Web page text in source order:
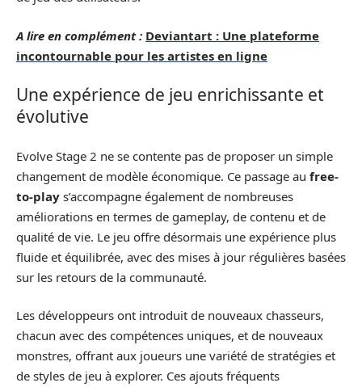
A lire en complément : Deviantart : Une plateforme
incontournable pour les artistes en ligne
Une expérience de jeu enrichissante et
évolutive
Evolve Stage 2 ne se contente pas de proposer un simple
changement de modèle économique. Ce passage au free-
to-play s’accompagne également de nombreuses
améliorations en termes de gameplay, de contenu et de
qualité de vie. Le jeu offre désormais une expérience plus
fluide et équilibrée, avec des mises à jour régulières basées
sur les retours de la communauté.
Les développeurs ont introduit de nouveaux chasseurs,
chacun avec des compétences uniques, et de nouveaux
monstres, offrant aux joueurs une variété de stratégies et
de styles de jeu à explorer. Ces ajouts fréquents